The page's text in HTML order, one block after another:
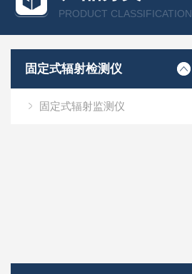
PRODUCT CLASSIFICATION
固定式辐射检测仪
固定式辐射监测仪